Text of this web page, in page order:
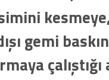
kesmeye,
gemi
çalıştığı